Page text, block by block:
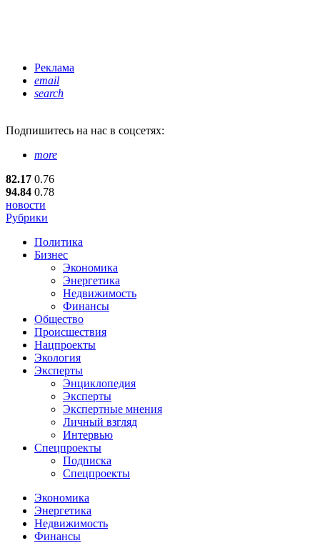
Реклама
email
search
Подпишитесь на нас в соцсетях:
more
82.17 0.76
94.84 0.78
новости
Рубрики
Политика
Бизнес
Экономика
Энергетика
Недвижимость
Финансы
Общество
Происшествия
Нацпроекты
Экология
Эксперты
Энциклопедия
Эксперты
Экспертные мнения
Личный взгляд
Интервью
Спецпроекты
Подписка
Спецпроекты
Экономика
Энергетика
Недвижимость
Финансы